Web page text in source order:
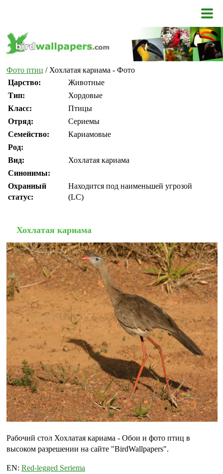
Фото птиц / Хохлатая кариама - Фото
Царство:
Животные
Тип:
Хордовые
Класс:
Птицы
Отряд:
Сериемы
Семейство:
Кариамовые
Род:
Вид:
Хохлатая кариама
Синонимы:
Охранный
статус:
Находится под наименьшей угрозой
(LC)
Хохлатая кариама
Рабочий стол Хохлатая кариама - Обои и фото птиц в
высоком разрешении на сайте "BirdWallpapers".
EN: Red-legged Seriema